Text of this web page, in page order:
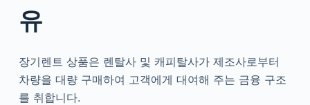
유
장기렌트 상품은 렌탈사 및 캐피탈사가 제조사로부터
차량을 대량 구매하여 고객에게 대여해 주는 금융 구조
를 취합니다.